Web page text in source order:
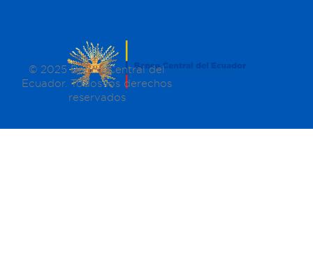
© 2025 Banco Central del
Ecuador. Todos los derechos
reservados